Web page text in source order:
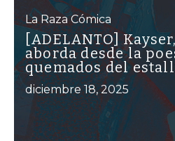
La Raza Cómica
[ADELANTO]
aborda desde la
quemados del
diciembre 18, 2025